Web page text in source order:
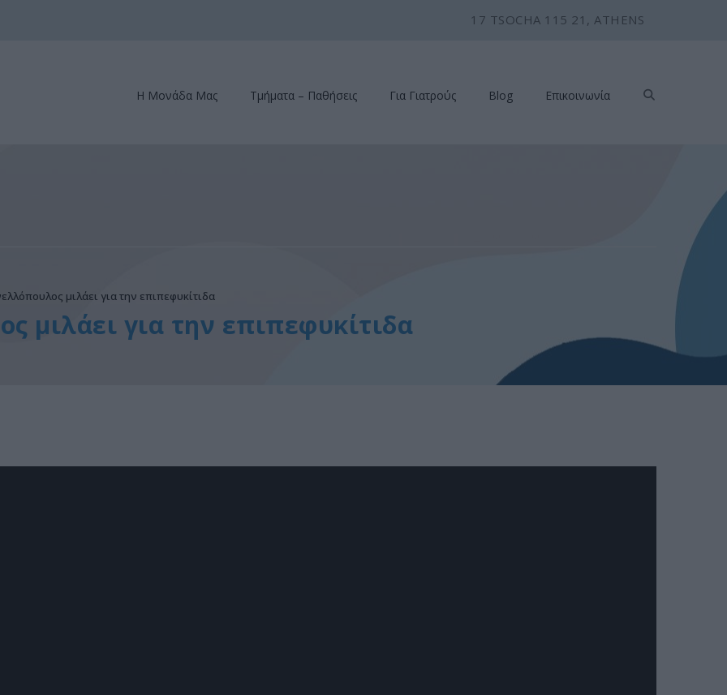
17 TSOCHA 115 21, ATHENS
Η Μονάδα Μας Τμήματα – Παθήσεις Για Γιατρούς Blog Επικοινωνία
μιλάει για την επιπεφυκίτιδα
μιλάει για την επιπεφυκίτιδα